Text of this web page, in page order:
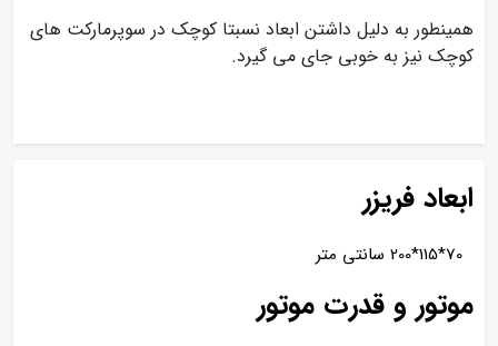
همینطور به دلیل داشتن ابعاد نسبتا کوچک در سوپرمارکت های
کوچک نیز به خوبی جای می گیرد.
ابعاد فریزر
70*115*200 سانتی متر
موتور و قدرت موتور